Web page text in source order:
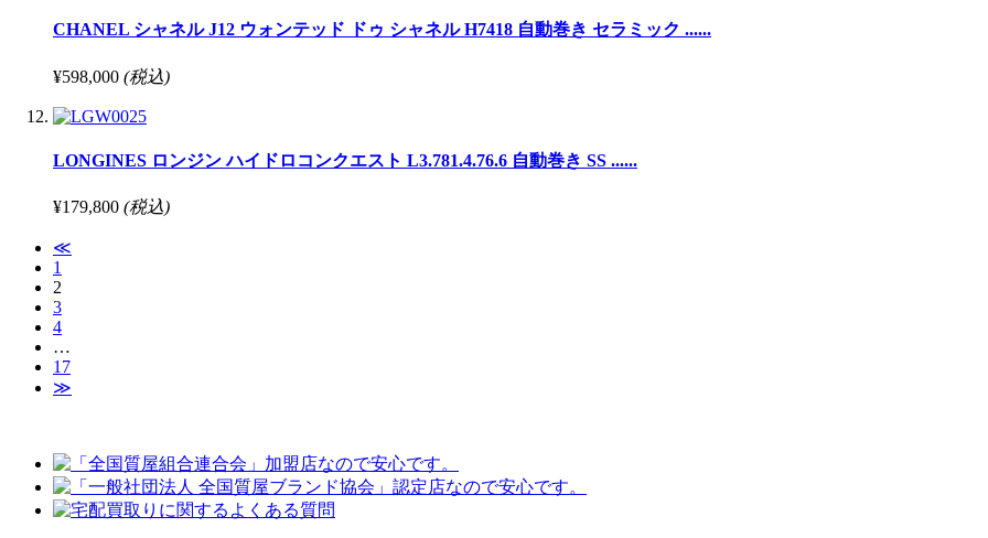
CHANEL シャネル J12 ウォンテッド ドゥ シャネル H7418 自動巻き セラミック ......
¥598,000 (税込)
LONGINES ロンジン ハイドロコンクエスト L3.781.4.76.6 自動巻き SS ......
¥179,800 (税込)
≪
1
2
3
4
…
17
≫